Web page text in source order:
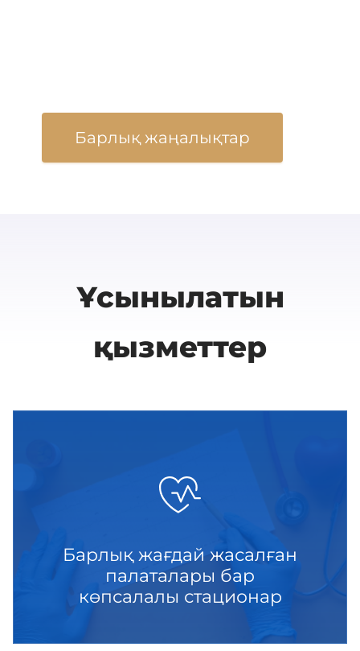
Барлық жаңалықтар
Ұсынылатын
қызметтер
Барлық жағдай жасалған
палаталары бар
көпсалалы стационар